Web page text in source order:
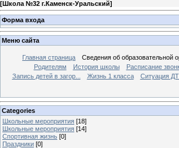
[Школа №32 г.Каменск-Уральский]
Форма входа
Меню сайта
Главная страница Сведения об образовательной
Родителям
История школы Расписание
Запись детей в загор...
Жизнь 1 класса Ситуация
Categories
Школьные мероприятия [18]
Школьные мероприятия [14]
Спортивная жизнь [0]
Праздники [0]